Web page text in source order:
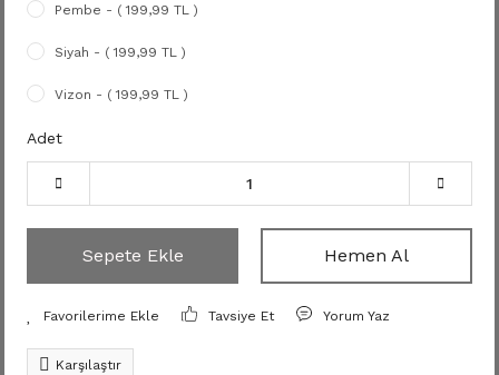
Pembe - ( 199,99 TL )
Siyah - ( 199,99 TL )
Vizon - ( 199,99 TL )
Adet
Sepete Ekle Hemen Al
Tavsiye Et Yorum Yaz
Karşılaştır